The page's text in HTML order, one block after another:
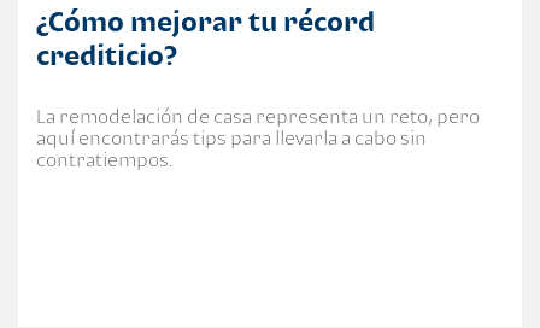
¿Cómo mejorar tu récord
crediticio?
La remodelación de casa representa un reto, pero
aquí encontrarás tips para llevarla a cabo sin
contratiempos.